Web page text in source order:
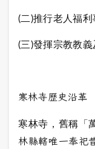
(二)推行老人福利
(三)發揮宗教教
寒林寺歷史沿革
寒林寺，舊稱「
林縣轄唯一奉祀